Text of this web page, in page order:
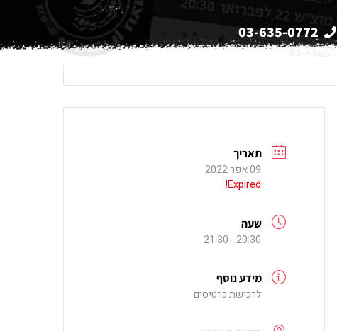
03-635-0772
תאריך
09 אפר 2022
Expired!
שעה
20:30 - 21:30
מידע נוסף
לרכישת כרטיסים